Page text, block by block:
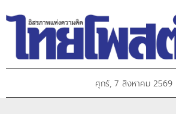
ศุกร์, 7 สิงหาคม 2569